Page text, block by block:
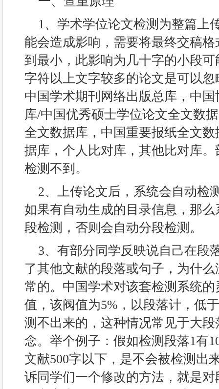
1、学术学位论文检测为整篇上
能会造成影响，需要将最终交稿
到最小，此影响为几十字的小段
字符以上文字较多的论文是可以
中国学术期刊网络出版总库，中
库/中国优秀硕士学位论文全文数
全文数据库，中国重要报纸全文
据库，个人比对库，其他比对库
检测不到。
2、上传论文后，系统会自动检
如果有自动生成的目录信息，那
段检测，否则会自动分段检测。
3、有部分同学反映说自己在段
了其他文献的段落或句子，为什
常的。中国学术对该套检测系统
值，该阀值为5%，以段落计，低
测不出来的，这种情况常见于大
念。举个例子：假如检测段落1有
文献500字以下，是不会被检测出
诉同学们一个修改的方法，就是